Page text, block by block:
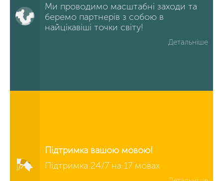
Ми проводимо масштабні заходи та
беремо партнерів з собою в
найцікавіші точки світу!
Детальніше
Підтримка вашою мовою!
Підтримка 24/7 на 17 мовах